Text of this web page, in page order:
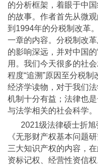
的分析框架，着眼于中
的故事。作者首先从微
到1994年的分税制改革
一章的内容。分税制改
的影响深远，并对中国
用。我们今天很多的社
程度“追溯”原因至分税
经济学读物，对于我们
机制十分有益；法律也
与法学相关的社会科学。
2021级法律硕士折
《无形财产权基本问题
三大知识产权的内容，
资标记权、经营性资信